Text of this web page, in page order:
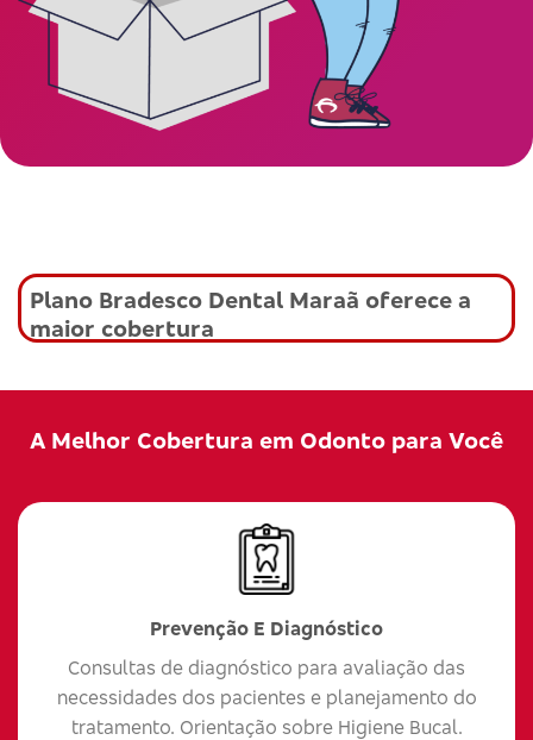
Plano Bradesco Dental Maraã oferece a
maior cobertura
A Melhor Cobertura em Odonto para Você
Prevenção E Diagnóstico
Consultas de diagnóstico para avaliação das
necessidades dos pacientes e planejamento do
tratamento. Orientação sobre Higiene Bucal.